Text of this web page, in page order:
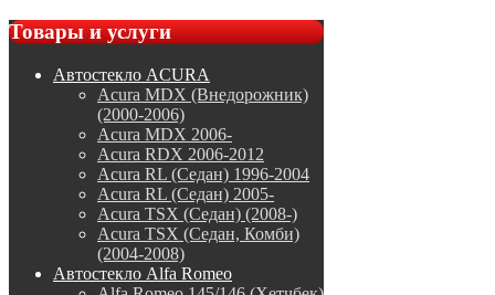
Товарыи услуги
Автостекло ACURA
Acura MDX (Внедорожник)
(2000-2006)
Acura MDX 2006-
Acura RDX 2006-2012
Acura RL (Седан) 1996-2004
Acura RL (Седан) 2005-
Acura TSX (Седан) (2008-)
Acura TSX (Седан, Комби)
(2004-2008)
Автостекло Alfa Romeo